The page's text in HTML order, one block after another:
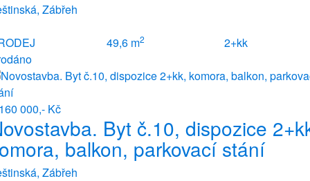
Zábřeh
49,6 m2
2+kk
000,- Kč
Byt č.10, dispozice
balkon, parkovací stání
Zábřeh